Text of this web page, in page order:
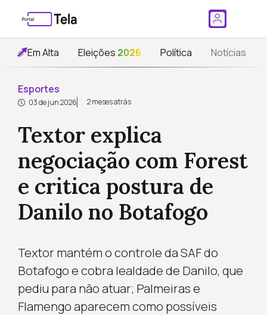
Em Alta Eleições 2026 Política Notícias
Esportes
03 de jun 2026 2 meses atrás
Textor explica
negociação com Forest
e critica postura de
Danilo no Botafogo
Textor mantém o controle da SAF do
Botafogo e cobra lealdade de Danilo, que
pediu para não atuar; Palmeiras e
Flamengo aparecem como possíveis